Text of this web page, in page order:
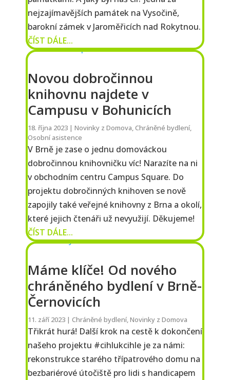
nejzajímavějších památek na Vysočině,
barokní zámek v Jaroměřicích nad Rokytnou.
ČÍST DÁLE...
Novou dobročinnou
knihovnu najdete v
Campusu v Bohunicích
18. října 2023 | Novinky z Domova,Chráněné bydlení,
Osobní asistence
V Brně je zase o jednu domováckou
dobročinnou knihovničku víc! Narazíte na ni
v obchodním centru Campus Square. Do
projektu dobročinných knihoven se nově
zapojily také veřejné knihovny z Brna a okolí,
které jejich čtenáři už nevyužijí. Děkujeme!
ČÍST DÁLE...
Máme klíče! Od nového
chráněného bydlení v Brně-
Černovicích
11. září 2023 | Chráněné bydlení,Novinky z Domova
Třikrát hurá! Další krok na cestě k dokončení
našeho projektu #cihlukcihle je za námi:
rekonstrukce starého třípatrového domu na
bezbariérové útočiště pro lidi s handicapem